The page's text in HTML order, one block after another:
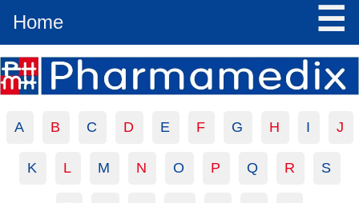
Home ☰
A B C D E F G H I J
K L M N O P Q R S